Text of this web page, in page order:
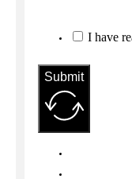
I have
Submit